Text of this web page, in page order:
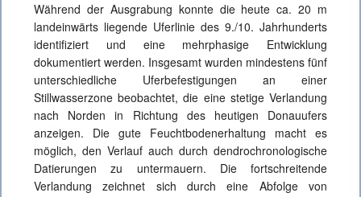
Während der Ausgrabung konnte die heute ca. 20 m
landeinwärts liegende Uferlinie des 9./10. Jahrhunderts
identifiziert und eine mehrphasige Entwicklung
dokumentiert werden. Insgesamt wurden mindestens fünf
unterschiedliche Uferbefestigungen an einer
Stillwasserzone beobachtet, die eine stetige Verlandung
nach Norden in Richtung des heutigen Donauufers
anzeigen. Die gute Feuchtbodenerhaltung macht es
möglich, den Verlauf auch durch dendrochronologische
Datierungen zu untermauern. Die fortschreitende
Verlandung zeichnet sich durch eine Abfolge von